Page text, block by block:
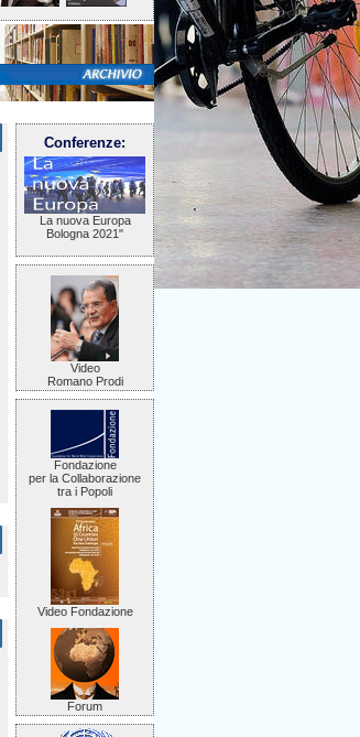
Conferenze:
La nuova Europa
Bologna 2021"
Video
Romano Prodi
Fondazione
per la Collaborazione
tra i Popoli
Video Fondazione
Forum